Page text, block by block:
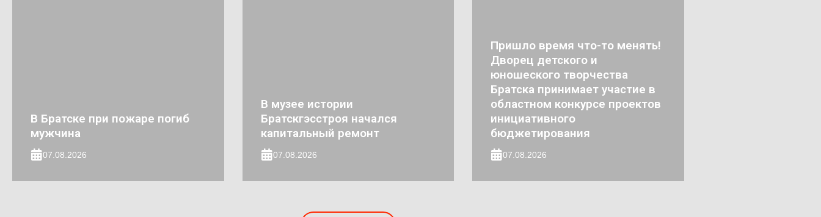
В Братске при пожаре погиб
мужчина
07.08.2026
В музее истории
Братскгэсстроя начался
капитальный ремонт
07.08.2026
Пришло время что-то менять!
Дворец детского и
юношеского творчества
Братска принимает участие в
областном конкурсе проектов
инициативного
бюджетирования
07.08.2026